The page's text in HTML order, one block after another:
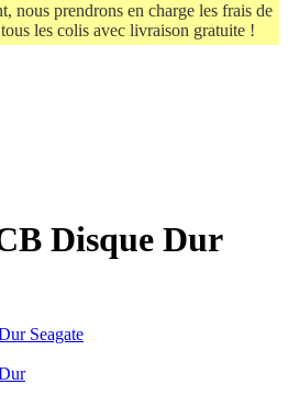
nous prendrons en charge les frais de
les colis avec livraison gratuite !
Disque Dur